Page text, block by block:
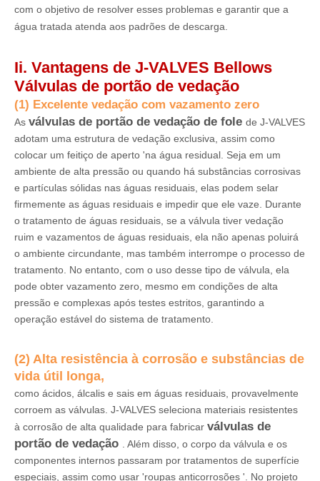
com o objetivo de resolver esses problemas e garantir que a
água tratada atenda aos padrões de descarga.
Ii. Vantagens de J-VALVES Bellows
Válvulas de portão de vedação
(1) Excelente vedação com vazamento zero
As válvulas de portão de vedação de fole de J-VALVES
adotam uma estrutura de vedação exclusiva, assim como
colocar um feitiço de aperto 'na água residual. Seja em um
ambiente de alta pressão ou quando há substâncias corrosivas
e partículas sólidas nas águas residuais, elas podem selar
firmemente as águas residuais e impedir que ele vaze. Durante
o tratamento de águas residuais, se a válvula tiver vedação
ruim e vazamentos de águas residuais, ela não apenas poluirá
o ambiente circundante, mas também interrompe o processo de
tratamento. No entanto, com o uso desse tipo de válvula, ela
pode obter vazamento zero, mesmo em condições de alta
pressão e complexas após testes estritos, garantindo a
operação estável do sistema de tratamento.
(2) Alta resistência à corrosão e substâncias de
vida útil longa,
como ácidos, álcalis e sais em águas residuais, provavelmente
corroem as válvulas. J-VALVES seleciona materiais resistentes
à corrosão de alta qualidade para fabricar válvulas de
portão de vedação
. Além disso, o corpo da válvula e os
componentes internos passaram por tratamentos de superfície
especiais, assim como usar 'roupas anticorrosões '. No projeto